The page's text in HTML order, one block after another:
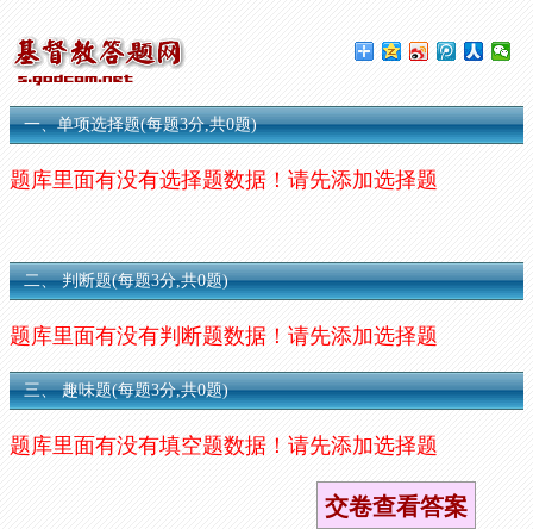
一、单项选择题(每题3分,共0题)
题库里面有没有选择题数据！请先添加选择题
二、 判断题(每题3分,共0题)
题库里面有没有判断题数据！请先添加选择题
三、 趣味题(每题3分,共0题)
题库里面有没有填空题数据！请先添加选择题